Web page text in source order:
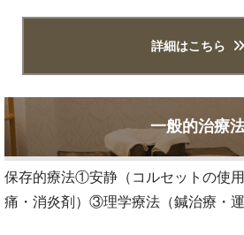
詳細はこちら
一般的治療
保存的療法①安静（コルセットの使
痛・消炎剤）③理学療法（鍼治療・運